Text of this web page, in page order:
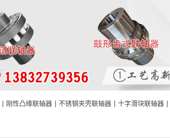
刚性凸缘联轴器 不锈钢夹壳联轴器 十字滑块联轴器